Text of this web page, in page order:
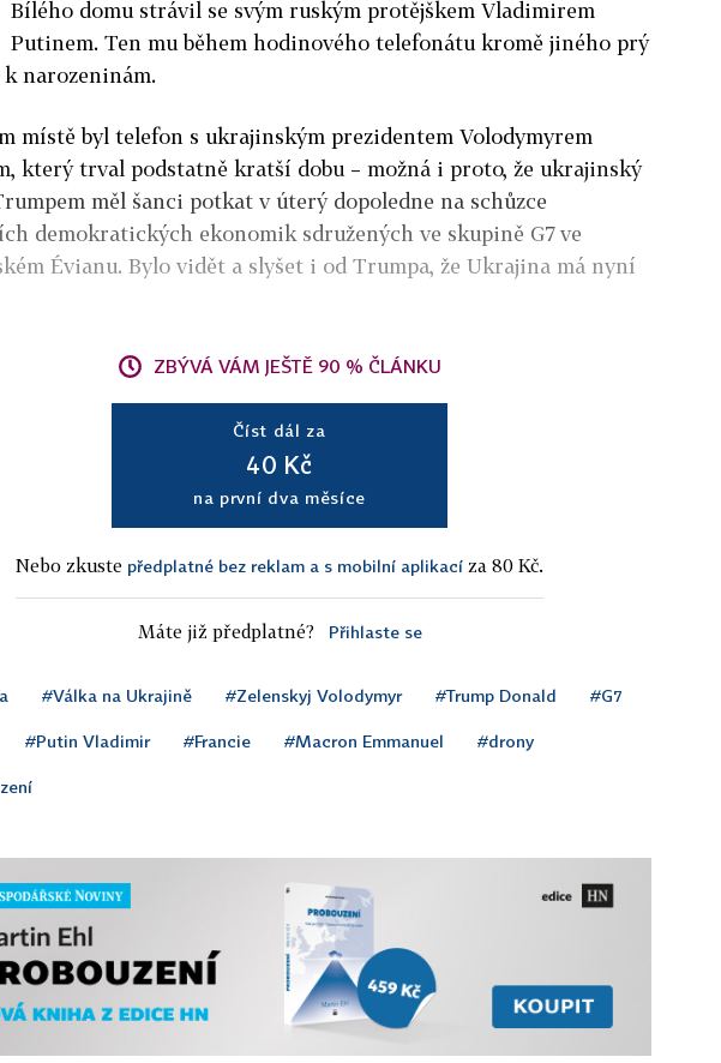
Bílého domu strávil se svým ruským protějškem Vladimirem
Putinem. Ten mu během hodinového telefonátu kromě jiného prý
narozeninám.
místě byl telefon s ukrajinským prezidentem Volodymyrem
který trval podstatně kratší dobu – možná i proto, že ukrajinský
měl šanci potkat v úterý dopoledne na schůzce
demokratických ekonomik sdružených ve skupině G7 ve
Évianu. Bylo vidět a slyšet i od Trumpa, že Ukrajina má nyní
ZBÝVÁ VÁM JEŠTĚ 90 % ČLÁNKU
Číst dál za
40 Kč
na první dva měsíce
Nebo zkuste předplatné bez reklam a s mobilní aplikací za 80 Kč.
Máte již předplatné? Přihlaste se
#Válka na Ukrajině #Zelenskyj Volodymyr #Trump Donald #G7
#Putin Vladimir #Francie #Macron Emmanuel #drony